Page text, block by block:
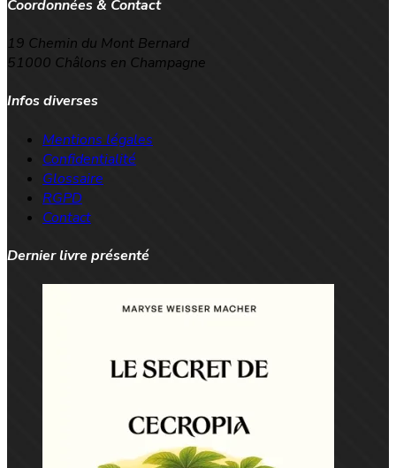
Coordonnées & Contact
19 Chemin du Mont Bernard
51000 Châlons en Champagne
Infos diverses
Mentions légales
Confidentialité
Glossaire
RGPD
Contact
Dernier livre présenté